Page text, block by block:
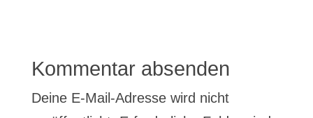
Kommentar absenden
Deine E-Mail-Adresse wird nicht